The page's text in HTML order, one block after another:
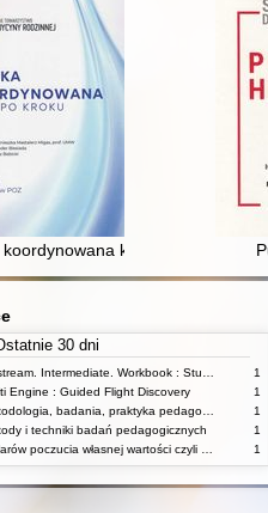
zakazu lotówkrok po kroku :
30 dni
1
Engine : Guided Flight Discovery
1
1
i techniki badań pedagogicznych
1
1